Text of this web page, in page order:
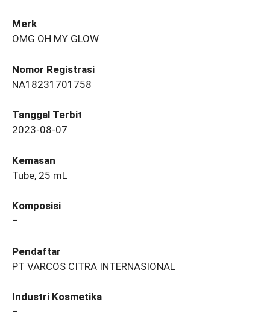
Merk
OMG OH MY GLOW
Nomor Registrasi
NA18231701758
Tanggal Terbit
2023-08-07
Kemasan
Tube, 25 mL
Komposisi
–
Pendaftar
PT VARCOS CITRA INTERNASIONAL
Industri Kosmetika
–